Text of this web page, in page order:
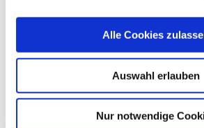
Alle Cookies
Auswahl erlauben
Nur notwendige
Ich akzeptiere die
eingegebenen,
Verarbeitung Ihrer Anfrage. Wie
personenbezogene Daten
Sie bitte unserer